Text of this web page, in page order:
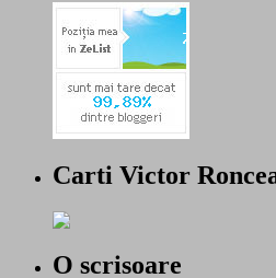
Carti Victor
O scrisoare